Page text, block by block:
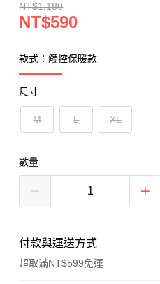
NT$1,180
NT$590
款式：觸控保暖款
尺寸
M L XL
數量
付款與運送方式
超取滿NT$599免運